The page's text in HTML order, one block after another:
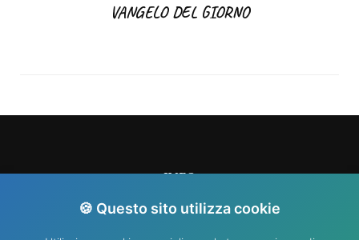
VANGELO DEL GIORNO
INFO
info@nididellimmacolata.com
🍪 Questo sito utilizza cookie